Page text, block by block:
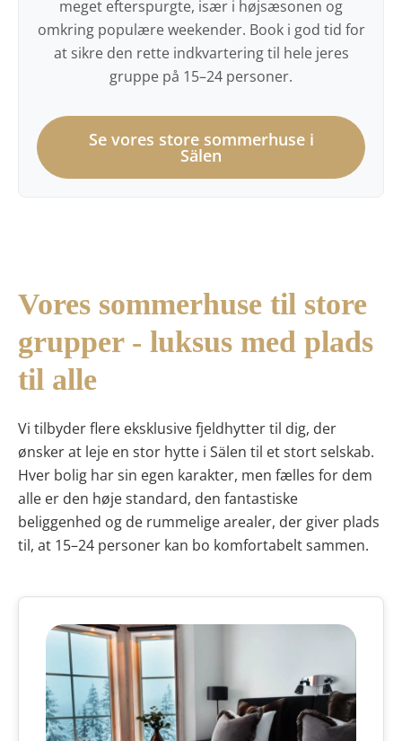
meget efterspurgte, især i højsæsonen og
omkring populære weekender. Book i god tid for
at sikre den rette indkvartering til hele jeres
gruppe på 15–24 personer.
Se vores store sommerhuse i
Sälen
Vores sommerhuse til store
grupper - luksus med plads
til alle
Vi tilbyder flere eksklusive fjeldhytter til dig, der
ønsker at leje en stor hytte i Sälen til et stort selskab.
Hver bolig har sin egen karakter, men fælles for dem
alle er den høje standard, den fantastiske
beliggenhed og de rummelige arealer, der giver plads
til, at 15–24 personer kan bo komfortabelt sammen.